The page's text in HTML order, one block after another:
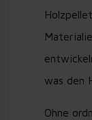
was den
Ohne